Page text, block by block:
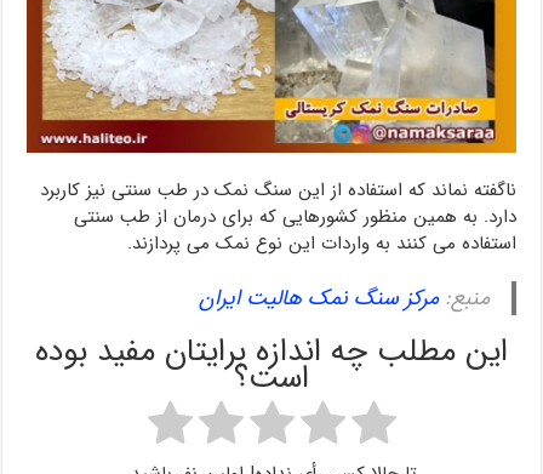
ناگفته نماند که استفاده از این سنگ نمک در طب سنتی نیز کاربرد
دارد. به همین منظور کشورهایی که برای درمان از طب سنتی
استفاده می کنند به واردات این نوع نمک می پردازند.
منبع:مرکز سنگ نمک هالیت ایران
این مطلب چه اندازه برایتان مفید بوده
است؟